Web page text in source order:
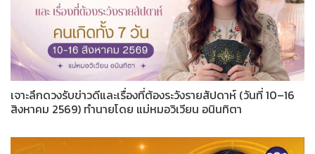
เจาะลึกดวงรับข่าวดีและเรื่องที่ต้องระวังรายสัปดาห์ (วันที่ 10–16
สิงหาคม 2569) ทำนายโดย แม่หมอวิเวียน อนินทิตา